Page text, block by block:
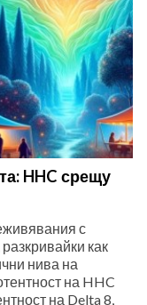
HHC срещу
с
как
нива на
на HHC
на Delta 8,